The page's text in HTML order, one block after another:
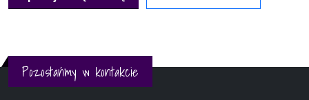
Pozostańmy w kontakcie